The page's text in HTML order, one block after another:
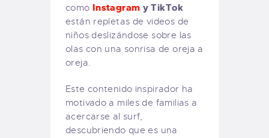
como Instagram y TikTok
están repletas de videos de
niños deslizándose sobre las
olas con una sonrisa de oreja a
oreja.
Este contenido inspirador ha
motivado a miles de familias a
acercarse al surf,
descubriendo que es una